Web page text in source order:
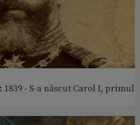
- S-a născut Carol I, primul